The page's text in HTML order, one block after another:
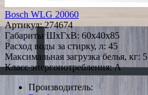
Bosch WLG 20060
Артикул:274674
Габариты ШxГxВ: 60x40x85
Расход воды за стирку, л: 45
Максимальная загрузка белья, кг: 5
Класс энергопотребления: A
Производитель: